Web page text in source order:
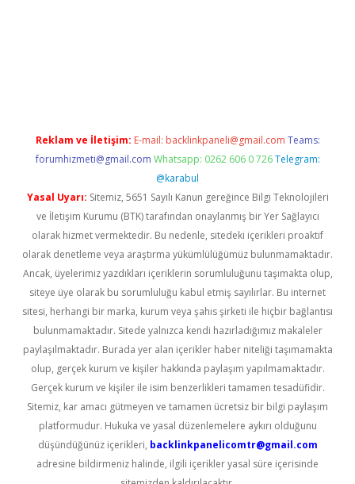
Reklam ve İletişim: E-mail: backlinkpaneli@gmail.com Teams:
forumhizmeti@gmail.com Whatsapp: 0262 606 0 726 Telegram:
@karabul
Yasal Uyarı: Sitemiz, 5651 Sayılı Kanun gereğince Bilgi Teknolojileri
ve İletişim Kurumu (BTK) tarafından onaylanmış bir Yer Sağlayıcı
olarak hizmet vermektedir. Bu nedenle, sitedeki içerikleri proaktif
olarak denetleme veya araştırma yükümlülüğümüz bulunmamaktadır.
Ancak, üyelerimiz yazdıkları içeriklerin sorumluluğunu taşımakta olup,
siteye üye olarak bu sorumluluğu kabul etmiş sayılırlar. Bu internet
sitesi, herhangi bir marka, kurum veya şahıs şirketi ile hiçbir bağlantısı
bulunmamaktadır. Sitede yalnızca kendi hazırladığımız makaleler
paylaşılmaktadır. Burada yer alan içerikler haber niteliği taşımamakta
olup, gerçek kurum ve kişiler hakkında paylaşım yapılmamaktadır.
Gerçek kurum ve kişiler ile isim benzerlikleri tamamen tesadüfidir.
Sitemiz, kar amacı gütmeyen ve tamamen ücretsiz bir bilgi paylaşım
platformudur. Hukuka ve yasal düzenlemelere aykırı olduğunu
düşündüğünüz içerikleri, backlinkpanelicomtr@gmail.com
adresine bildirmeniz halinde, ilgili içerikler yasal süre içerisinde